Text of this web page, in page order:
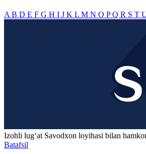
A B D E F G H I J K L M N O PQ R S T
Izohli lugʻat Savodxon loyihasi bilan
Batafsil